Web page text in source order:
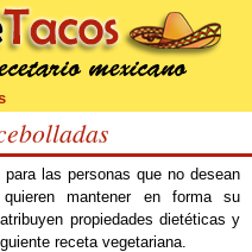
las personas que no desean
mantener en forma su
propiedades dietéticas y
receta vegetariana.